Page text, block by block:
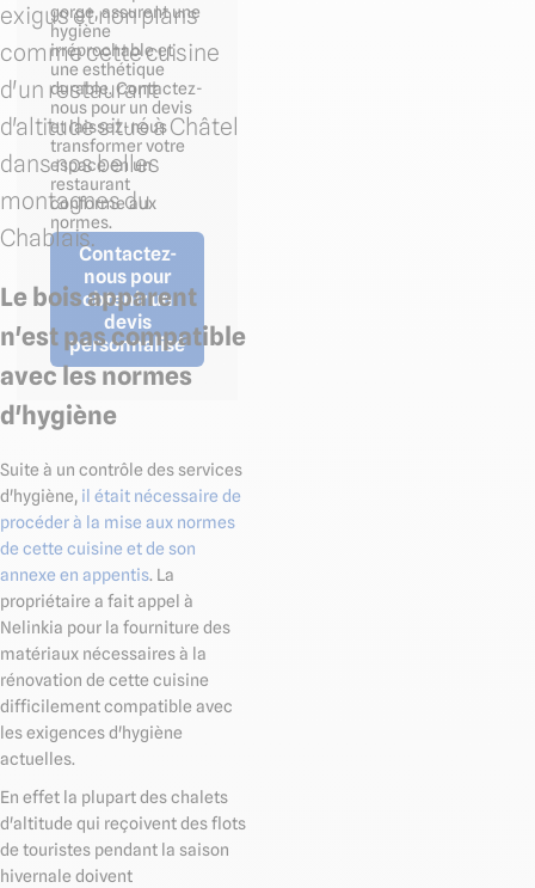
exigus et non plans
comme cette cuisine
d'un restaurant
d'altitude situé à Châtel
dans nos belles
montagnes du
Chablais.
Le bois apparent
n'est pas compatible
avec les normes
d'hygiène
Suite à un contrôle des services
d'hygiène, il était nécessaire de
procéder à la mise aux normes
de cette cuisine et de son
annexe en appentis. La
propriétaire a fait appel à
Nelinkia pour la fourniture des
matériaux nécessaires à la
rénovation de cette cuisine
difficilement compatible avec
les exigences d'hygiène
actuelles.
En effet la plupart des chalets
d'altitude qui reçoivent des flots
de touristes pendant la saison
hivernale doivent
gorge, assurent une
hygiène
irréprochable et
une esthétique
durable. Contactez-
nous pour un devis
et laissez-nous
transformer votre
espace en un
restaurant
conforme aux
normes.
Contactez-
nous pour
obtenir un
devis
personnalisé